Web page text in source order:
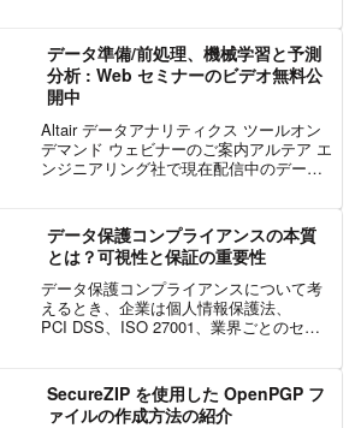
ださい。答えが「思い出せない」なら、
アラート疲労がす...
データ準備/前処理、機械学習と予測
分析 : Web セミナーのビデオ無料公
開中
Altair データアナリティクス ツールオン
デマンド ウェビナーのご案内アルテア エ
ンジニアリング社で現在配信中のデータ
準備 / 前処理複雑な Excel 関数や面倒...
データ保護コンプライアンスの本質
とは？可視性と保証の重要性
データ保護コンプライアンスについて考
えるとき、企業は個人情報保護法、
PCI DSS、ISO 27001、業界ごとのセキ
規制、基準への対応を求められます。適
用される要件...
SecureZIP を使用した OpenPGP フ
ァイルの作成方法の紹介